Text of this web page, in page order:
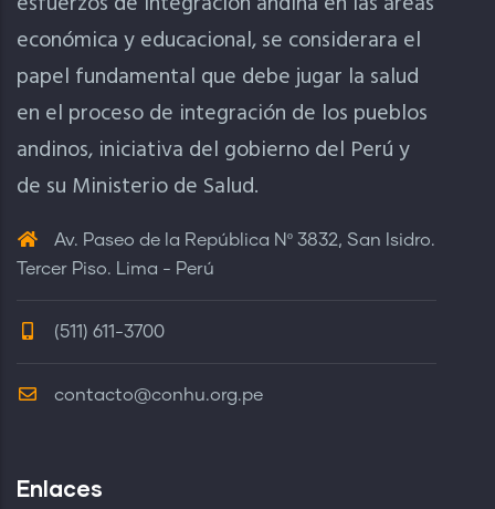
económica y educacional, se considerara el
papel fundamental que debe jugar la salud
en el proceso de integración de los pueblos
andinos, iniciativa del gobierno del Perú y
de su Ministerio de Salud.
Av. Paseo de la República Nº 3832, San Isidro.
Tercer Piso. Lima - Perú
(511) 611-3700
contacto@conhu.org.pe
Enlaces